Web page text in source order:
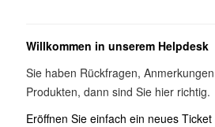
Willkommen in unserem Helpdesk
Sie haben Rückfragen,
Produkten, dann sind Sie hier richtig.
Eröffnen Sie einfach ein neues